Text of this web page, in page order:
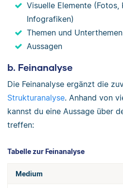
Visuelle Elemente (Fotos,
Infografiken)
Themen und Unterthemen
Aussagen
b. Feinanalyse
Die Feinanalyse ergänzt die
Strukturanalyse. Anhand von
kannst du eine Aussage über
treffen:
Tabelle zur Feinanalyse
Medium